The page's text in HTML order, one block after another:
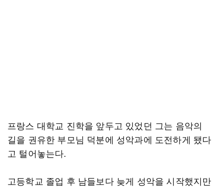
프랑스 대학교 진학을 앞두고 있었던 그는 음악의
길을 권유한 부모님 덕분에 성악과에 도전하게 됐다
고 털어놓는다.
고등학교 졸업 후 남들보다 늦게 성악을 시작했지만